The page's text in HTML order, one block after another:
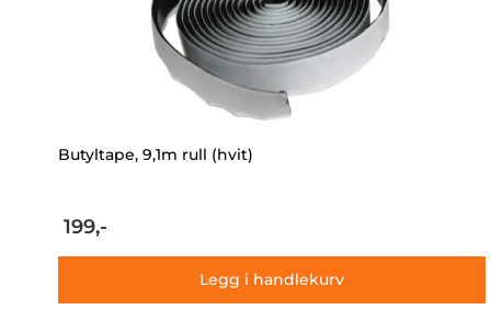
Butyltape, 9,1m rull (hvit)
199,-
Legg i handlekurv